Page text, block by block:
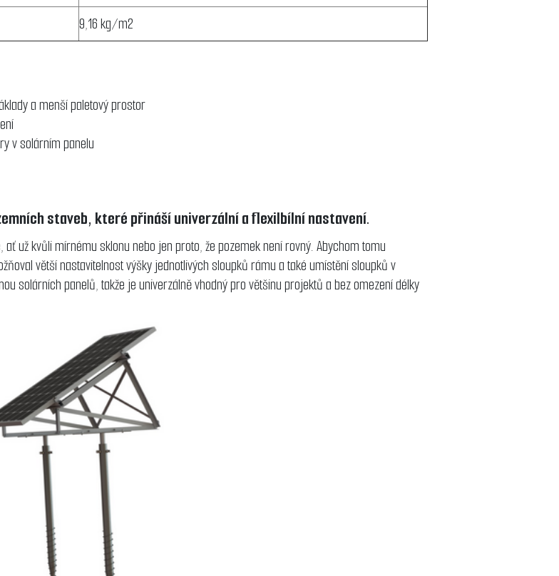
9,16 kg/m2
a menší paletový prostor
v solárním panelu
staveb, které přináší univerzální a flexilbílní nastavení.
už kvůli mírnému sklonu nebo jen proto, že pozemek není rovný. Abychom tomu
větší nastavitelnost výšky jednotlivých sloupků rámu a také umístění sloupků v
solárních panelů, takže je univerzálně vhodný pro většinu projektů a bez omezení délky